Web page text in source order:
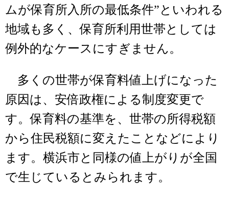
ムが保育所入所の最低条件”といわれる
地域も多く、保育所利用世帯としては
例外的なケースにすぎません。
多くの世帯が保育料値上げになった
原因は、安倍政権による制度変更で
す。保育料の基準を、世帯の所得税額
から住民税額に変えたことなどにより
ます。横浜市と同様の値上がりが全国
で生じているとみられます。